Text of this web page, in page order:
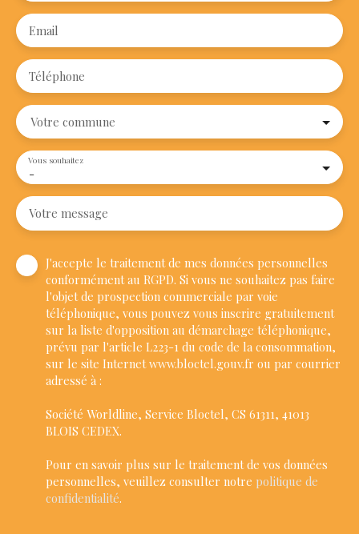
Email
Téléphone
Votre commune
-
Vous souhaitez
Votre message
J'accepte le traitement de mes données personnelles
conformément au RGPD. Si vous ne souhaitez pas faire
l'objet de prospection commerciale par voie
téléphonique, vous pouvez vous inscrire gratuitement
sur la liste d'opposition au démarchage téléphonique,
prévu par l'article L223-1 du code de la consommation,
sur le site Internet www.bloctel.gouv.fr ou par courrier
adressé à :
Société Worldline, Service Bloctel, CS 61311, 41013
BLOIS CEDEX.
Pour en savoir plus sur le traitement de vos données
personnelles, veuillez consulter notre politique de
confidentialité.